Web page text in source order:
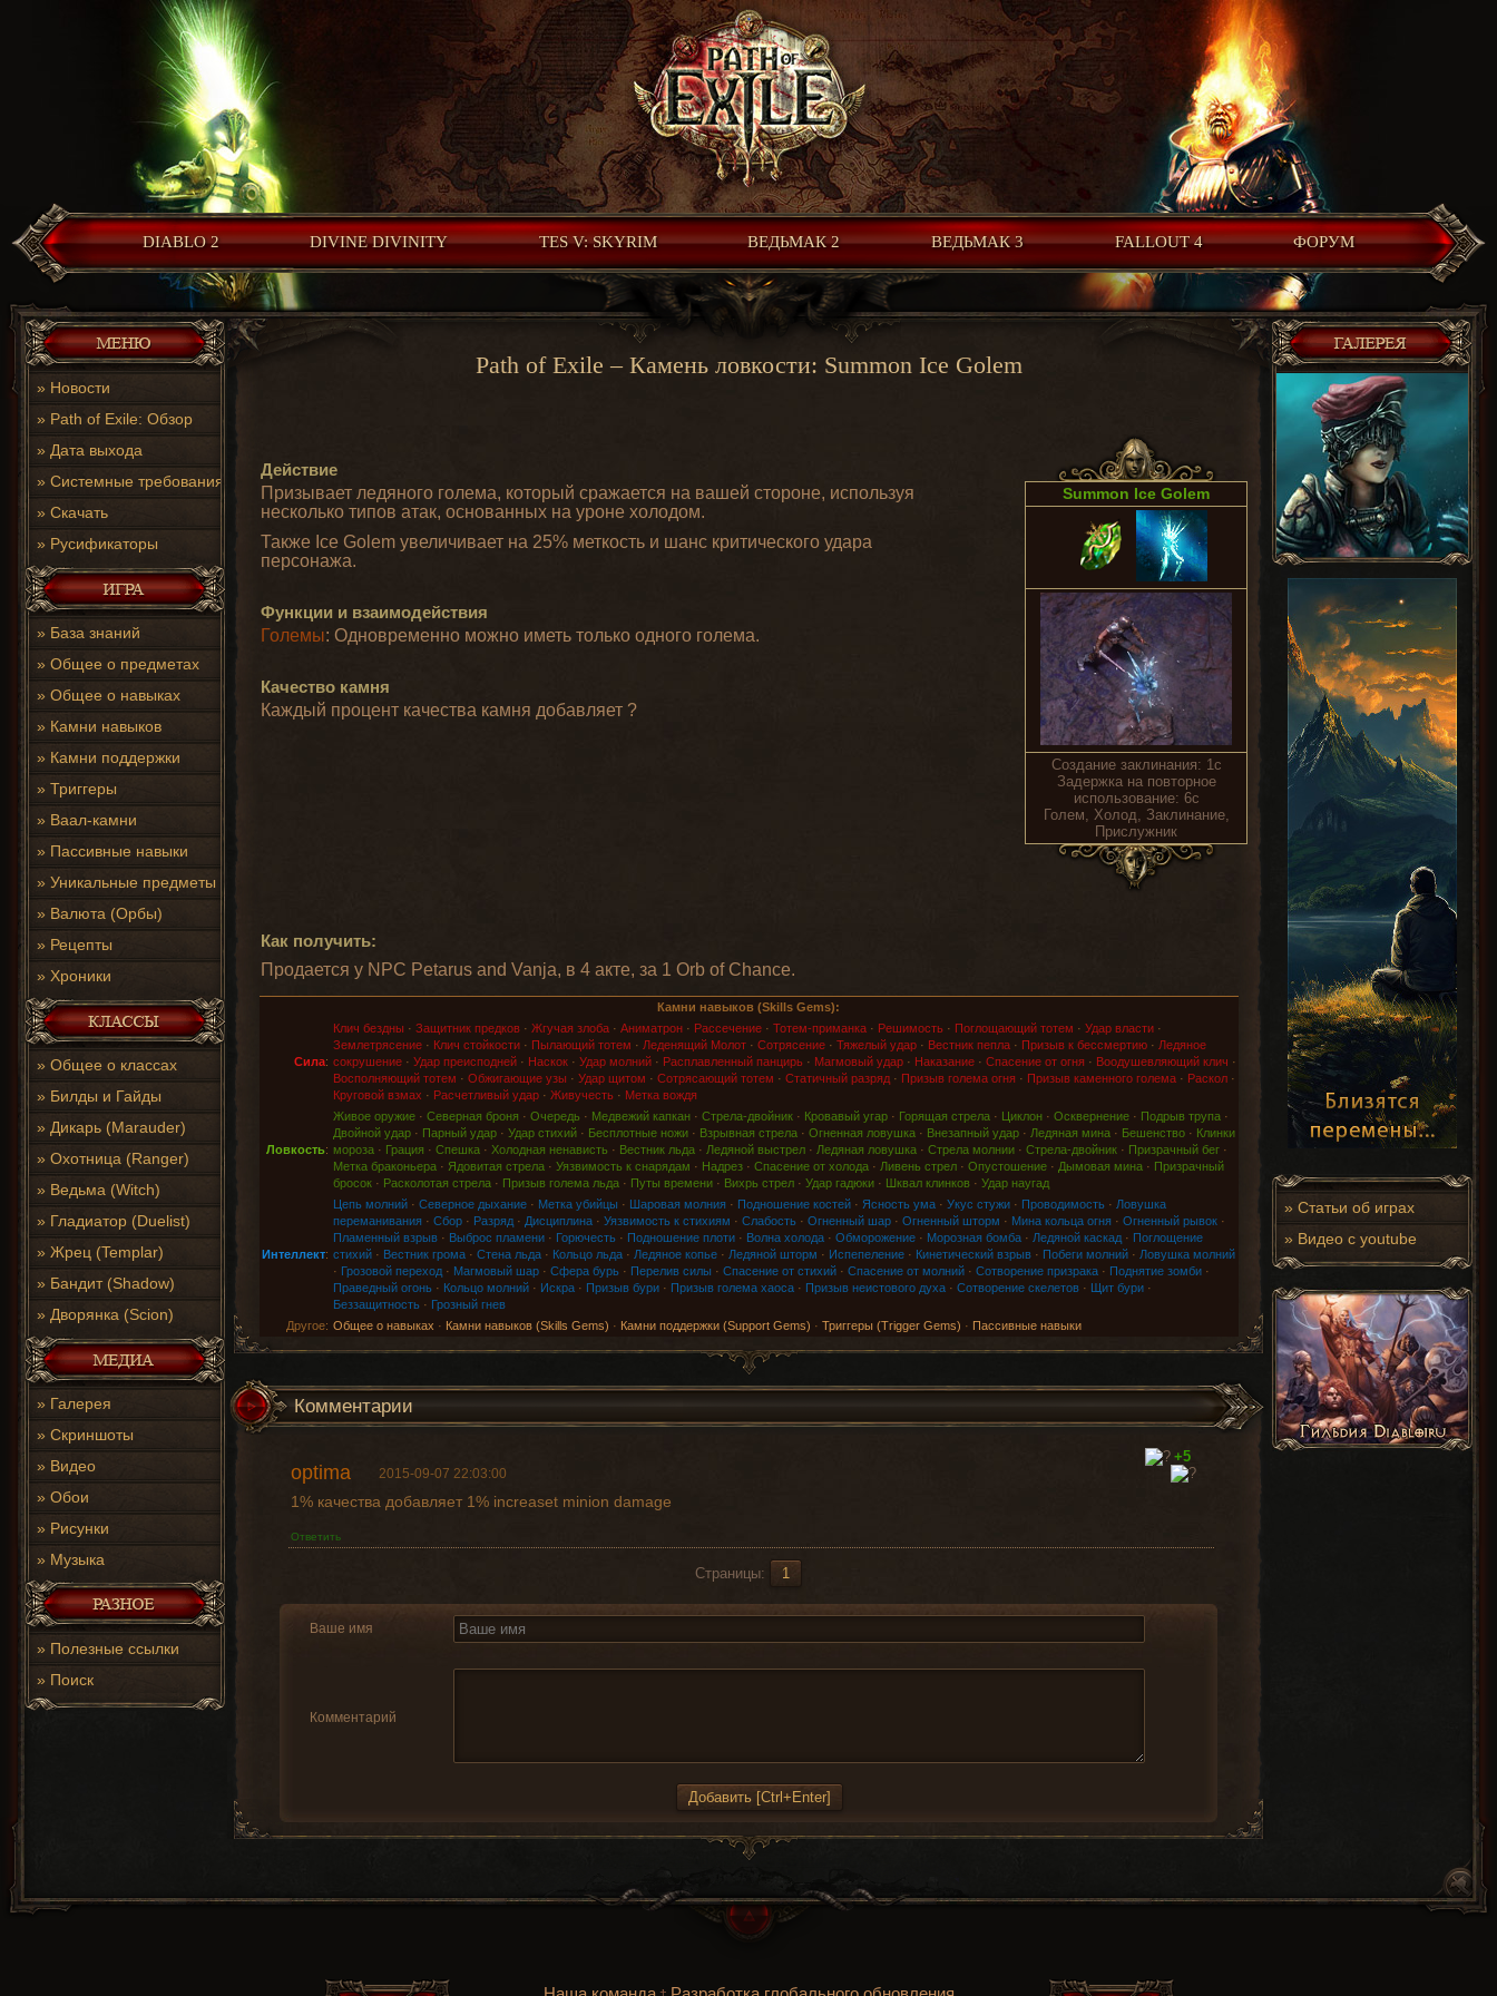
DIABLO 2 DIVINE DIVINITY TES V: SKYRIM ВЕДЬМАК 2 ВЕДЬМАК 3 FALLOUT 4 ФОРУМ
» Новости
» Path of Exile: Обзор
» Дата выхода
» Системные требования
» Скачать
» Русификаторы
» База знаний
» Общее о предметах
» Общее о навыках
» Камни навыков
» Камни поддержки
» Триггеры
» Ваал-камни
» Пассивные навыки
» Уникальные предметы
» Валюта (Орбы)
» Рецепты
» Хроники
» Общее о классах
» Билды и Гайды
» Дикарь (Marauder)
» Охотница (Ranger)
» Ведьма (Witch)
» Гладиатор (Duelist)
» Жрец (Templar)
» Бандит (Shadow)
» Дворянка (Scion)
» Галерея
» Скриншоты
» Видео
» Обои
» Рисунки
» Музыка
» Полезные ссылки
» Поиск
» Статьи об играх
» Видео с youtube
Path of Exile – Камень ловкости: Summon Ice Golem
Действие
Призывает ледяного голема, который сражается на вашей стороне, используя
несколько типов атак, основанных на уроне холодом.
Также Ice Golem увеличивает на 25% меткость и шанс критического удара
персонажа.
Функции и взаимодействия
Големы: Одновременно можно иметь только одного голема.
Качество камня
Каждый процент качества камня добавляет ?
Summon Ice Golem
Создание заклинания: 1с
Задержка на повторное
использование: 6с
Голем, Холод, Заклинание,
Прислужник
Как получить:
Продается у NPC Petarus and Vanja, в 4 акте, за 1 Orb of Chance.
Камни навыков (Skills Gems):
Сила:
Клич бездны · Защитник предков· Жгучая злоба· Аниматрон· Рассечение· Тотем-приманка· Решимость· Поглощающий тотем · Удар власти·
Землетрясение· Клич стойкости· Пылающий тотем · Леденящий Молот· Сотрясение· Тяжелый удар· Вестник пепла· Призыв к бессмертию· Ледяное
сокрушение· Удар преисподней· Наскок· Удар молний· Расплавленный панцирь· Магмовый удар· Наказание· Спасение от огня· Воодушевляющий клич ·
Восполняющий тотем · Обжигающие узы · Удар щитом · Сотрясающий тотем · Статичный разряд· Призыв голема огня· Призыв каменного голема· Раскол·
Круговой взмах · Расчетливый удар· Живучесть· Метка вождя
Ловкость:
Живое оружие· Северная броня · Очередь · Медвежий капкан· Стрела-двойник· Кровавый угар· Горящая стрела· Циклон· Осквернение· Подрыв трупа·
Двойной удар· Парный удар· Удар стихий· Бесплотные ножи· Взрывная стрела· Огненная ловушка· Внезапный удар· Ледяная мина· Бешенство· Клинки
мороза· Грация · Спешка· Холодная ненависть · Вестник льда· Ледяной выстрел· Ледяная ловушка· Стрела молнии· Стрела-двойник· Призрачный бег·
Метка браконьера· Ядовитая стрела· Уязвимость к снарядам · Надрез· Спасение от холода· Ливень стрел· Опустошение· Дымовая мина· Призрачный
бросок· Расколотая стрела· Призыв голема льда· Путы времени· Вихрь стрел· Удар гадюки· Шквал клинков· Удар наугад
Интеллект:
Цепь молний· Северное дыхание· Метка убийцы · Шаровая молния· Подношение костей· Ясность ума· Укус стужи· Проводимость· Ловушка
переманивания· Сбор· Разряд· Дисциплина· Уязвимость к стихиям · Слабость· Огненный шар· Огненный шторм · Мина кольца огня· Огненный рывок·
Пламенный взрыв· Выброс пламени· Горючесть· Подношение плоти· Волна холода· Обморожение· Морозная бомба· Ледяной каскад· Поглощение
стихий· Вестник грома· Стена льда· Кольцо льда· Ледяное копье· Ледяной шторм · Испепеление· Кинетический взрыв· Побеги молний· Ловушка молний
· Грозовой переход· Магмовый шар· Сфера бурь· Перелив силы · Спасение от стихий· Спасение от молний· Сотворение призрака· Поднятие зомби·
Праведный огонь· Кольцо молний· Искра· Призыв бури· Призыв голема хаоса· Призыв неистового духа· Сотворение скелетов· Щит бури·
Беззащитность· Грозный гнев
Другое: Общее о навыках · Камни навыков (Skills Gems) · Камни поддержки (Support Gems) · Триггеры (Trigger Gems) · Пассивные навыки
Комментарии
optima 2015-09-07 22:03:00
1% качества добавляет 1% increaset minion damage
Ответить
+5
Страницы: 1
Ваше имя
Комментарий